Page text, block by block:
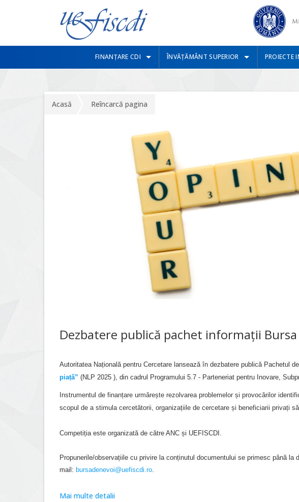
FINANȚARE CDI ÎNVĂȚĂMÂNT SUPERIOR PROIECTE
Acasă Reîncarcă pagina
Dezbatere publică pachet informații Bursa
Autoritatea Națională pentru Cercetare lansează în dezbatere publică Pachetul
piață” (NLP 2025 ), din cadrul Programului 5.7 - Parteneriat pentru Inovare,
Instrumentul de finanțare urmărește rezolvarea problemelor și provocărilor
scopul de a stimula cercetătorii, organizațiile de cercetare și beneficiarii privați
Competiția este organizată de către ANC și UEFISCDI.
Propunerile/observațiile cu privire la conținutul documentului se primesc până la
mail: bursadenevoi@uefiscdi.ro
Mai multe detalii